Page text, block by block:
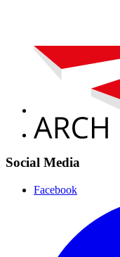
Social Media
Facebook